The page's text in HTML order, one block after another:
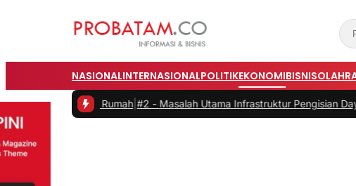
NASIONALINTERNASIONALPOLITIKEKONOMIBISNIS
Rumah #2 -Masalah Utama Infrastruktur Pengisian Daya untuk Mobil